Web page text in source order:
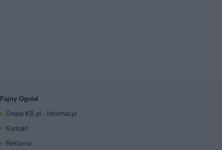
Fajny Ogród
Grupa KB.pl - informacje
Kontakt
Reklama